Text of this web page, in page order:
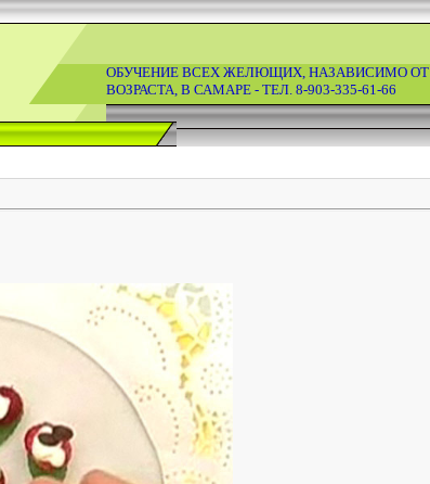
ОБУЧЕНИЕ ВСЕХ ЖЕЛЮЩИХ, НАЗАВИСИМО ОТ
ВОЗРАСТА, В САМАРЕ - ТЕЛ. 8-903-335-61-66